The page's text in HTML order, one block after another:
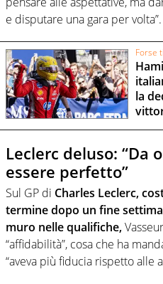
e disputare una gara per volta”.
Forse
la
Leclerc deluso: “Da
essere perfetto”
Sul GP di Charles Leclerc,
termine dopo un fine
muro nelle qualifiche,
“affidabilità”, cosa che ha
“aveva più fiducia rispetto alle